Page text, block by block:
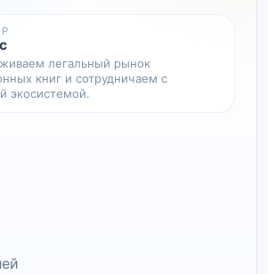
легальный рынок
книг и сотрудничаем с
экосистемой.